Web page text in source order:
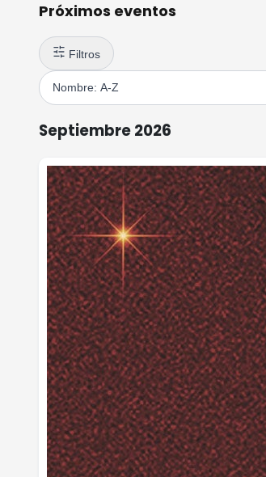
Próximos eventos
Filtros
Septiembre 2026